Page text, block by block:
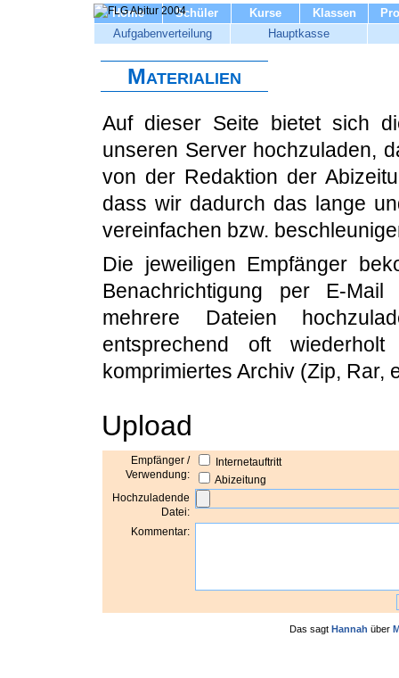
Home Schüler Kurse Klassen
Aufgabenverteilung
Hauptkasse
Materialien
Auf dieser Seite bietet sich
unseren Server hochzuladen,
von der Redaktion der
dass wir dadurch das lange
vereinfachen bzw.
Die jeweiligen Empfänger
Benachrichtigung per E-
mehrere Dateien
entsprechend oft
komprimiertes Archiv (Zip, Rar,
Upload
Empfänger /
Verwendung:
Internetauftritt
Abizeitung
Hochzuladende
Datei:
Kommentar:
Das sagt Hannah über